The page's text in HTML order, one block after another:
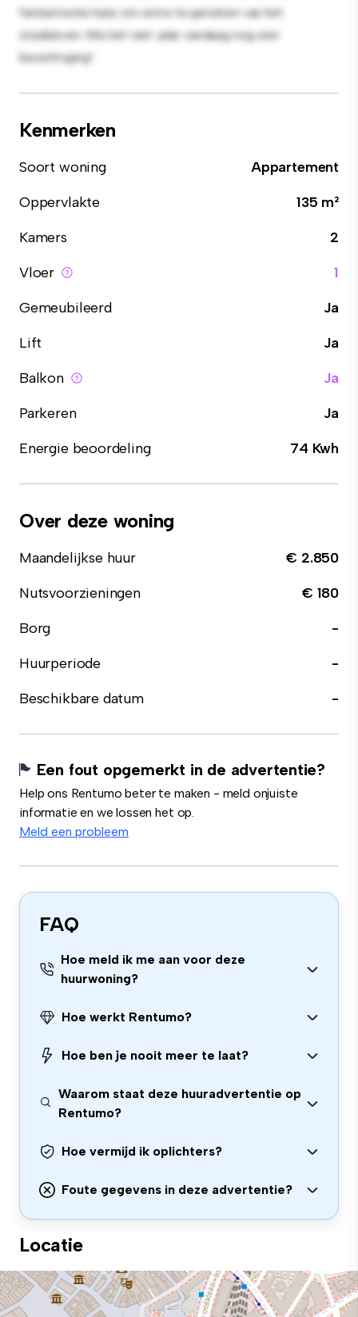
fantastische kans om extra te genieten van het
stadsleven. Mis het niet: plan vandaag nog een
bezichtiging!
Kenmerken
Soort woning
Appartement
Oppervlakte
135 m²
Kamers
2
Vloer
1
Gemeubileerd
Ja
Lift
Ja
Balkon
Ja
Parkeren
Ja
Energie beoordeling
74 Kwh
Over deze woning
Maandelijkse huur
€ 2.850
Nutsvoorzieningen
€ 180
Borg
-
Huurperiode
-
Beschikbare datum
-
Een fout opgemerkt in de advertentie?
Help ons Rentumo beter te maken - meld onjuiste
informatie en we lossen het op.
Meld een probleem
FAQ
Hoe meld ik me aan voor deze
huurwoning?
Hoe werkt Rentumo?
Hoe ben je nooit meer te laat?
Waarom staat deze huuradvertentie op
Rentumo?
Hoe vermijd ik oplichters?
Foute gegevens in deze advertentie?
Locatie